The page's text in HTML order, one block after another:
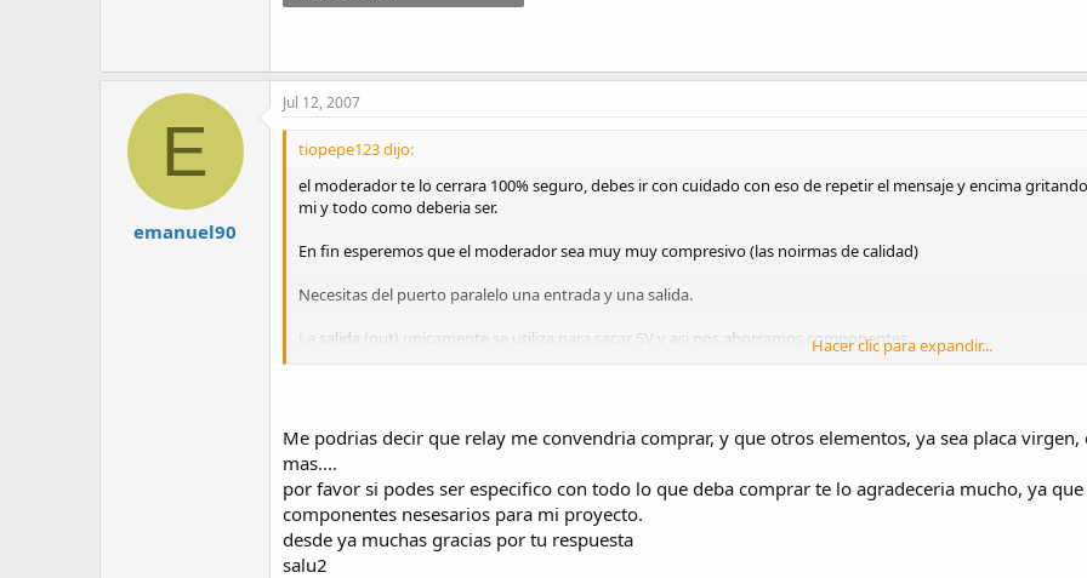
E
emanuel90
Jul 12, 2007
tiopepe123 dijo:
el moderador te lo cerrara 100% seguro, debes ir con cuidado con eso de repetir el mensaje y encima
mi y todo como deberia ser.
En fin esperemos que el moderador sea muy muy compresivo (las noirmas de calidad)
Necesitas del puerto paralelo una entrada y una salida.
La salida (out) unicamente se utiliza para sacar 5V y asi nos ahorramos componentes.
Los 12V son de una fuente externa.
Hacer clic para expandir...
Me podrias decir que relay me convendria comprar, y que otros elementos, ya sea placa
mas....
por favor si podes ser especifico con todo lo que deba comprar te lo agradeceria mucho, ya
componentes nesesarios para mi proyecto.
desde ya muchas gracias por tu respuesta
salu2